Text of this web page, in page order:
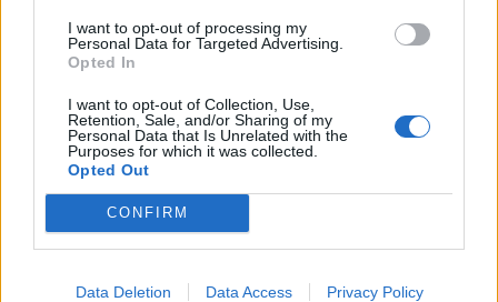
I want to opt-out of processing my
Personal Data for Targeted Advertising.
Opted In
I want to opt-out of Collection, Use,
Retention, Sale, and/or Sharing of my
Personal Data that Is Unrelated with the
Purposes for which it was collected.
Opted Out
CONFIRM
Data Deletion Data Access Privacy Policy